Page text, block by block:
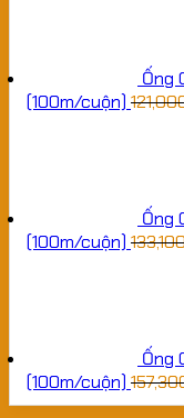
Ống
(100m/cuộn)
Ống
(100m/cuộn)
Ống
(100m/cuộn)